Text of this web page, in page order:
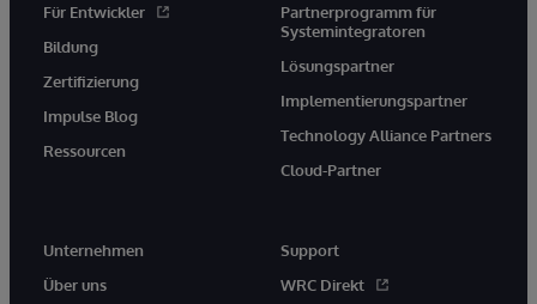
Für Entwickler
Bildung
Zertifizierung
Impulse Blog
Ressourcen
Partnerprogramm für
Systemintegratoren
Lösungspartner
Implementierungspartner
Technology Alliance Partners
Cloud-Partner
Unternehmen
Über uns
Support
WRC Direkt